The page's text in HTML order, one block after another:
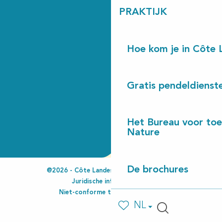
PRAKTIJK
Hoe kom je in Côte
Gratis
Het Bureau voor
Nature
De brochures
Voir les favoris
NL
@2026 - Côte Landes Nature Tourisme
Juridische informatie
Niet-conforme toegankelijkheid